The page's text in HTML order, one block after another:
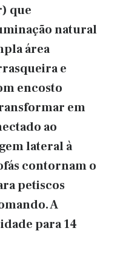
que
natural
área
e
encosto
em
ao
lateral à
contornam o
petiscos
A
para 14